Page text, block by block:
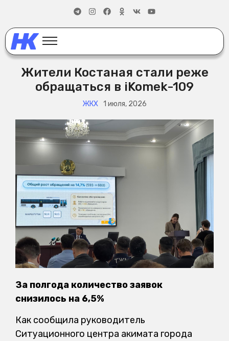
Жители Костаная стали реже
обращаться в iKomek-109
ЖКХ 1 июля, 2026
За полгода количество заявок
снизилось на 6,5%
Как сообщила руководитель
Ситуационного центра акимата города